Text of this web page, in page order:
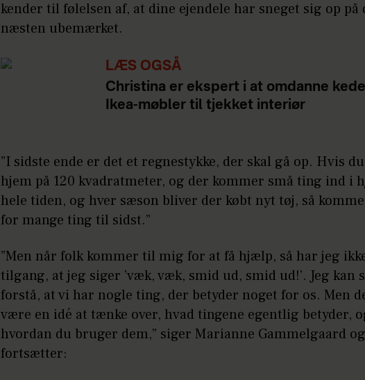
kender til følelsen af, at dine ejendele har sneget sig op på
næsten ubemærket.
LÆS OGSÅ
Christina er ekspert i at omdanne
Ikea-møbler til tjekket interiør
”I sidste ende er det et regnestykke, der skal gå op. Hvis
hjem på 120 kvadratmeter, og der kommer små ting ind i
hele tiden, og hver sæson bliver der købt nyt tøj, så
for mange ting til sidst.”
”Men når folk kommer til mig for at få hjælp, så har jeg
tilgang, at jeg siger ’væk, væk, smid ud, smid ud!’. Jeg kan
forstå, at vi har nogle ting, der betyder noget for os. Men
være en idé at tænke over, hvad tingene egentlig betyder,
hvordan du bruger dem,” siger Marianne Gammelgaard og
fortsætter: